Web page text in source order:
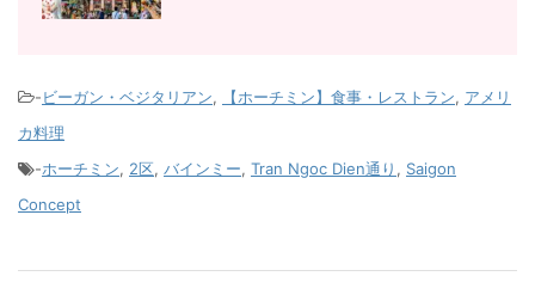
-ビーガン・ベジタリアン, 【ホーチミン】食事・レストラン, アメリ
カ料理
-ホーチミン, 2区, バインミー, Tran Ngoc Dien通り , Saigon
Concept